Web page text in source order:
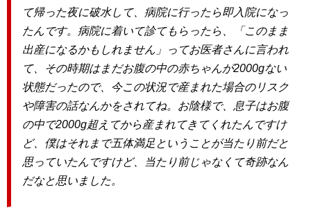
て帰った夜に破水して、病院に行ったら即入院になっ
たんです。病院に着いて診てもらったら、「このまま
出産になるかもしれません」ってお医者さんに言われ
て、その時期はまだお腹の中の赤ちゃんが2000gない
状態だったので、今この状況で産まれた場合のリスク
や障害の話なんかをされてね。お陰様で、 息子はお腹
の中で2000g超えてから産まれてきてくれたんですけ
ど、僕はそれまで五体満足ということが当たり前だと
思っていたんですけど、当たり前じゃなくて奇跡なん
だなと思いました。